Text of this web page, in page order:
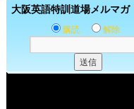
大阪英語特訓道場メルマガ
購読 解除